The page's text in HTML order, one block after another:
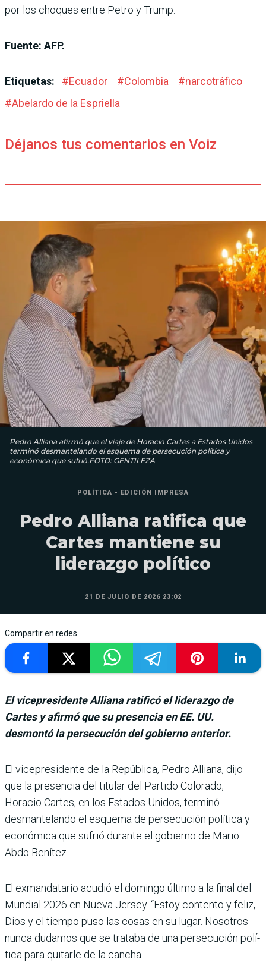
por los choques entre Petro y Trump.
Fuente: AFP.
Etiquetas: #Ecuador #Colombia #narcotráfico
#Abelardo de la Espriella
Déjanos tus comentarios en Voiz
Pedro Alliana afirmó que el viaje de Horacio Cartes a Estados Unidos
terminó desmantelando el esquema de persecución política y
económica que sufrió.FOTO: GENTILEZA
POLÍTICA - EDICIÓN IMPRESA
Pedro Alliana ratifica que
Cartes mantiene su
liderazgo político
21 DE JULIO DE 2026 23:02
Compartir en redes
El vicepresidente Alliana ratificó el liderazgo de
Cartes y afirmó que su presencia en EE. UU.
desmontó la persecución del gobierno anterior.
El vicepresidente de la República, Pedro Alliana, dijo
que la presencia del titular del Par­tido Colorado,
Horacio Car­tes, en los Estados Unidos, terminó
desmantelando el esquema de persecución polí­tica y
económica que sufrió durante el gobierno de Mario
Abdo Benítez.
El exmandatario acudió el domingo último a la final del
Mundial 2026 en Nueva Jer­sey. “Estoy contento y feliz,
Dios y el tiempo puso las cosas en su lugar. Nosotros
nunca dudamos que se tra­taba de una persecución polí­
tica para quitarle de la cancha.